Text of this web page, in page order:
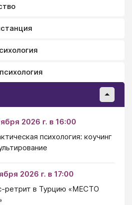
2026 г. в 16:00
психология: коучинг
2026 г. в 17:00
ретрит в Турцию «МЕСТО